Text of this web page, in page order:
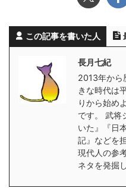
この記事を書いた人
長月七紀
2013年から
きな時代は
りから始め
です。 武将
いた』『日
記』などを
現代人の参
ネタを発掘